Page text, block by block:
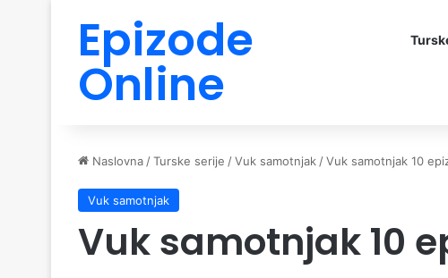
Epizode
Online
Naslovna /Turske serije /Vuk samotnjak /Vuk samotnjak 10
Vuk samotnjak
Vuk samotnjak 10